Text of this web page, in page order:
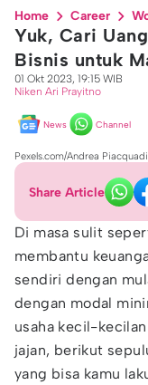
Home Career
Yuk, Cari
Bisnis untuk
01 Okt 2023, 19:15 WIB
Niken Ari Prayitno
News Channel
Pexels.com/Andrea
Share Article
Di masa sulit
membantu
sendiri dengan
dengan modal
usaha kecil-
jajan, berikut
yang bisa kamu